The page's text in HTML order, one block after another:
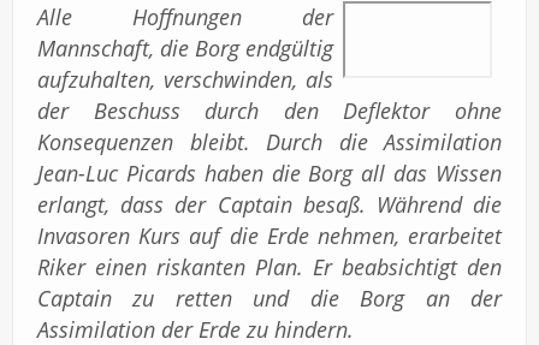
Alle Hoffnungen der
Mannschaft, die Borg endgültig
aufzuhalten, verschwinden, als
der Beschuss durch den Deflektor ohne
Konsequenzen bleibt. Durch die Assimilation
Jean-Luc Picards haben die Borg all das Wissen
erlangt, dass der Captain besaß. Während die
Invasoren Kurs auf die Erde nehmen, erarbeitet
Riker einen riskanten Plan. Er beabsichtigt den
Captain zu retten und die Borg an der
Assimilation der Erde zu hindern.